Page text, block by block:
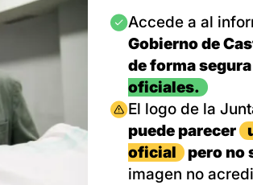
Imagen
Accede a al
Gobierno de
de forma
oficiales.
Imagen
El logo de la
puede parecer
oficial
pero no
imagen no